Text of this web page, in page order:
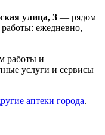
улица, 3 — рядом
ежедневно,
работы и
услуги и сервисы
аптеки города.